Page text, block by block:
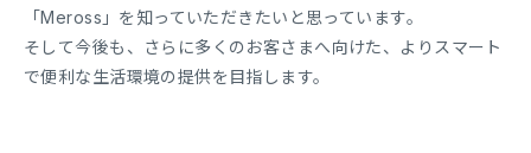
「Meross」を知っていただきたいと思っています。
そして今後も、さらに多くのお客さまへ向けた、よりスマート
で便利な生活環境の提供を目指します。